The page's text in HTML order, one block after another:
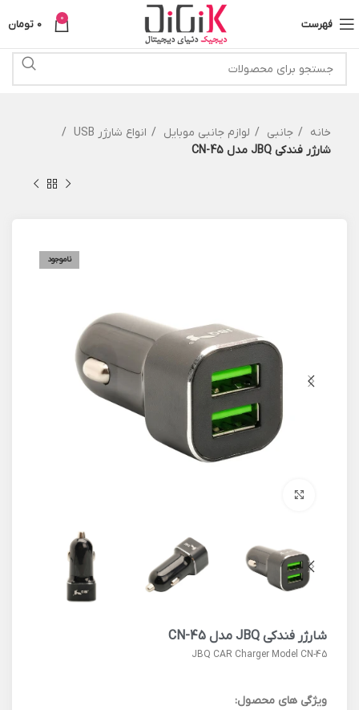
فهرست 0
0 تومان
خانه جانبی لوازم جانبی موبایل
انواع شارژر USB
شارژر فندکی JBQ مدل CN-45
ناموجود
شارژر فندکی JBQ مدل CN-45
JBQ CAR Charger Model CN-45
ویژگی های محصول: